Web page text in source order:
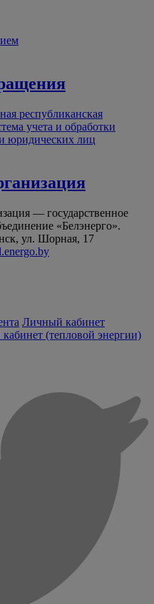
республиканская
учета и обработки
юридических лиц
— государственное
«Белэнерго».
ул. Шорная, 17
Личный кабинет
(тепловой энергии)